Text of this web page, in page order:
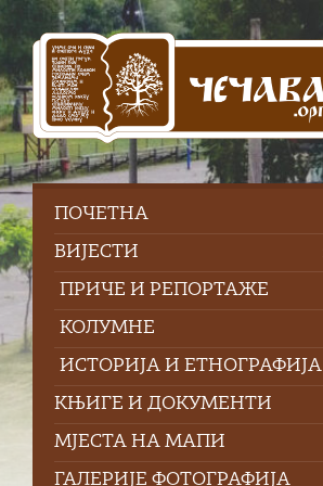
Skip
content
Skip
left
sidebar
Skip
footer
ПOЧЕТНА
ВИЈЕСТИ
ПРИЧЕ И РЕПОРТАЖЕ
КОЛУМНЕ
ИСТОРИЈА И ЕТНОГРАФИЈА
КЊИГЕ И ДОКУМЕНТИ
МЈЕСТА НА МАПИ
ГАЛЕРИЈЕ ФОТОГРАФИЈА